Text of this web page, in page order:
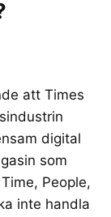
att Times
digital
som
People,
inte handla